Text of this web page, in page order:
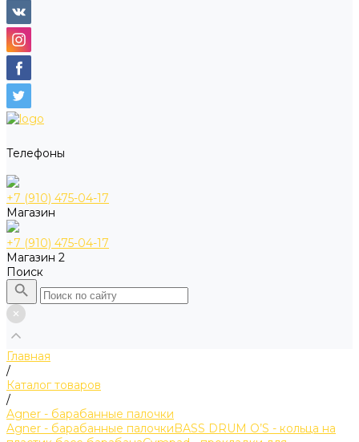
Телефоны
+7 (910) 475-04-17
Магазин
+7 (910) 475-04-17
Магазин 2
Поиск
Главная
/
Каталог товаров
/
Agner - барабанные палочки
Agner - барабанные палочкиBASS DRUM O’S - кольца на